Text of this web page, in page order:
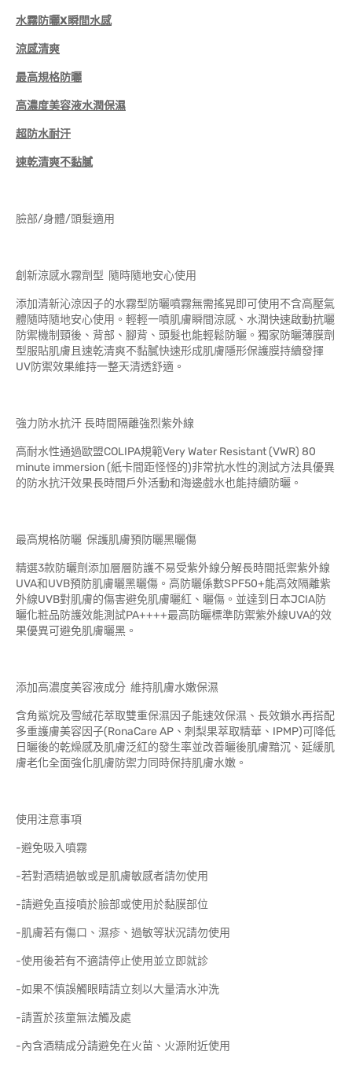
水霧防曬X瞬間水感
涼感清爽
最高規格防曬
高濃度美容液水潤保濕
超防水耐汗
速乾清爽不黏膩
臉部/身體/頭髮適用
創新涼感水霧劑型 隨時隨地安心使用
添加清新沁涼因子的水霧型防曬噴霧無需搖晃即可使用不含高壓氣
體隨時隨地安心使用。輕輕一噴肌膚瞬間涼感、水潤快速啟動抗曬
防禦機制頸後、背部、腳背、頭髮也能輕鬆防曬。獨家防曬薄膜劑
型服貼肌膚且速乾清爽不黏膩快速形成肌膚隱形保護膜持續發揮
UV防禦效果維持一整天清透舒適。
強力防水抗汗 長時間隔離強烈紫外線
高耐水性通過歐盟COLIPA規範Very Water Resistant (VWR) 80
minute immersion (紙卡間距怪怪的)非常抗水性的測試方法具優異
的防水抗汗效果長時間戶外活動和海邊戲水也能持續防曬。
最高規格防曬 保護肌膚預防曬黑曬傷
精選3款防曬劑添加層層防護不易受紫外線分解長時間抵禦紫外線
UVA和UVB預防肌膚曬黑曬傷。高防曬係數SPF50+能高效隔離紫
外線UVB對肌膚的傷害避免肌膚曬紅、曬傷。並達到日本JCIA防
曬化粧品防護效能測試PA++++最高防曬標準防禦紫外線UVA的效
果優異可避免肌膚曬黑。
添加高濃度美容液成分 維持肌膚水嫩保濕
含角鯊烷及雪絨花萃取雙重保濕因子能速效保濕、長效鎖水再搭配
多重護膚美容因子(RonaCare AP、刺梨果萃取精華、IPMP)可降低
日曬後的乾燥感及肌膚泛紅的發生率並改善曬後肌膚黯沉、延緩肌
膚老化全面強化肌膚防禦力同時保持肌膚水嫩。
使用注意事項
-避免吸入噴霧
-若對酒精過敏或是肌膚敏感者請勿使用
-請避免直接噴於臉部或使用於黏膜部位
-肌膚若有傷口、濕疹、過敏等狀況請勿使用
-使用後若有不適請停止使用並立即就診
-如果不慎誤觸眼睛請立刻以大量清水沖洗
-請置於孩童無法觸及處
-內含酒精成分請避免在火苗、火源附近使用